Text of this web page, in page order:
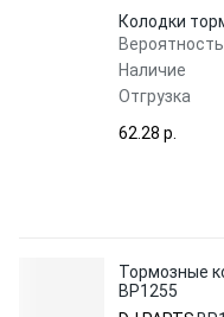
Колодки
Вероятность
Наличие
Отгрузка
62.28 p.
Тормозные
BP1255